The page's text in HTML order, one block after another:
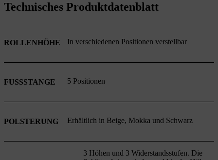
Technisches Produktdatenblatt
ROLLENHÖHE In verschiedenen Positionen verstellbar
FUSSSTANGE 5 Positionen
POLSTERUNG Erhältlich in Beige, Mokka und Schwarz
3 Höhen und 3 Widerstandsstufen. Die